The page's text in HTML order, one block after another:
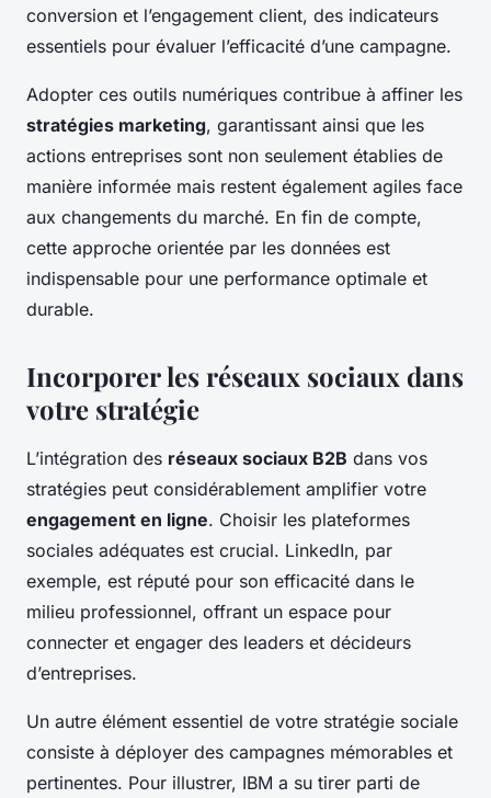
conversion et l’engagement client, des indicateurs
essentiels pour évaluer l’efficacité d’une campagne.
Adopter ces outils numériques contribue à affiner les
stratégies marketing, garantissant ainsi que les
actions entreprises sont non seulement établies de
manière informée mais restent également agiles face
aux changements du marché. En fin de compte,
cette approche orientée par les données est
indispensable pour une performance optimale et
durable.
Incorporer les réseaux sociaux dans
votre stratégie
L’intégration des réseaux sociaux B2B dans vos
stratégies peut considérablement amplifier votre
engagement en ligne. Choisir les plateformes
sociales adéquates est crucial. LinkedIn, par
exemple, est réputé pour son efficacité dans le
milieu professionnel, offrant un espace pour
connecter et engager des leaders et décideurs
d’entreprises.
Un autre élément essentiel de votre stratégie sociale
consiste à déployer des campagnes mémorables et
pertinentes. Pour illustrer, IBM a su tirer parti de